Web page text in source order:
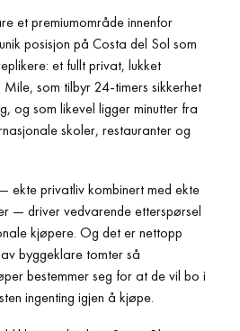
et premiumområde innenfor
posisjon på Costa del Sol som
et fullt privat, lukket
som tilbyr 24-timers sikkerhet
og som likevel ligger minutter fra
skoler, restauranter og
ekte privatliv kombinert med ekte
— driver vedvarende etterspørsel
kjøpere. Og det er nettopp
byggeklare tomter så
bestemmer seg for at de vil bo i
ingenting igjen å kjøpe.